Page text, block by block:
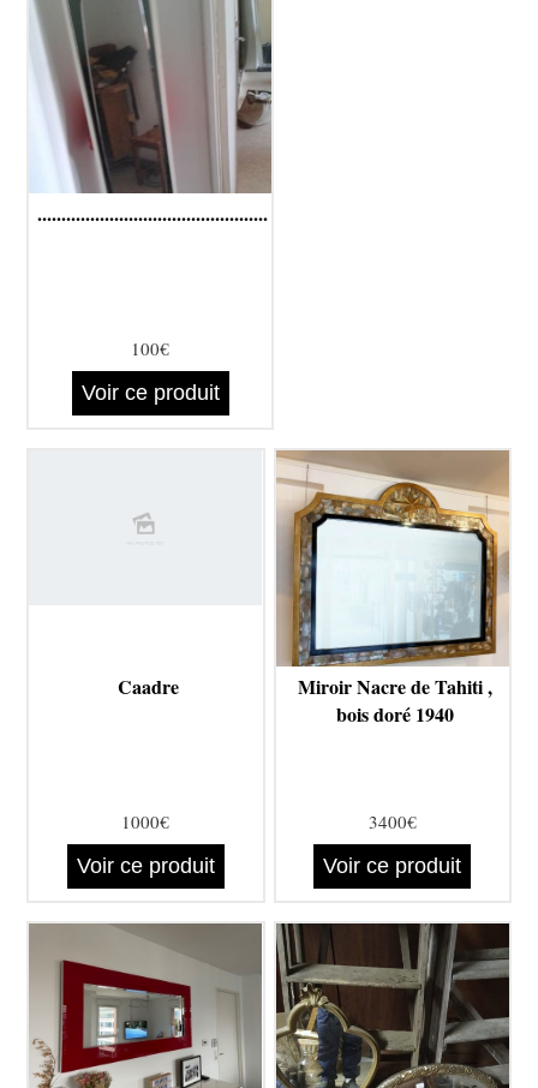
................................................
100€
Voir ce produit
Caadre
1000€
Voir ce produit
Miroir Nacre de Tahiti ,
bois doré 1940
3400€
Voir ce produit